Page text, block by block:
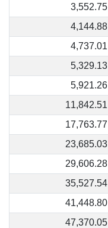
3,552.75
4,144.88
4,737.01
5,329.13
5,921.26
11,842.51
17,763.77
23,685.03
29,606.28
35,527.54
41,448.80
47,370.05